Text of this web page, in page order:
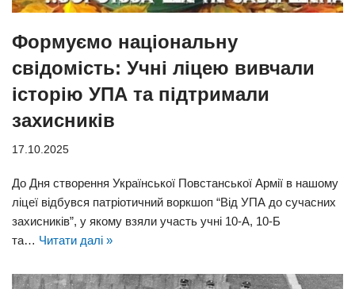
Формуємо національну
свідомість: Учні ліцею вивчали
історію УПА та підтримали
захисників
17.10.2025
До Дня створення Української Повстанської Армії в нашому
ліцеї відбувся патріотичний воркшоп “Від УПА до сучасних
захисників”, у якому взяли участь учні 10-А, 10-Б
та… Читати далі »